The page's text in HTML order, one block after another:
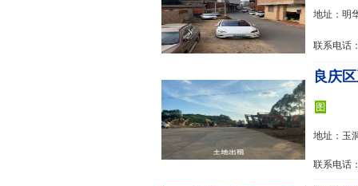
地址：明
联系电话
良庆
图
地址：玉
联系电话